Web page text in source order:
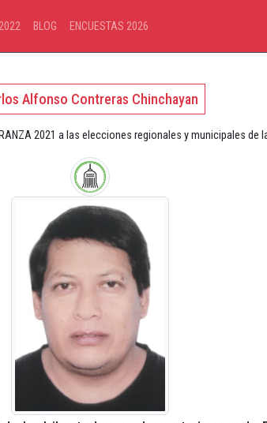
2022 BLOG ENCUESTAS 2026
Alfonso Contreras Chinchayan
2021 a las elecciones regionales y municipales de